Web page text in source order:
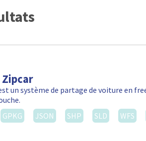
Zipcar
un système de partage de voiture en
GPKG JSON SHP SLD WFS